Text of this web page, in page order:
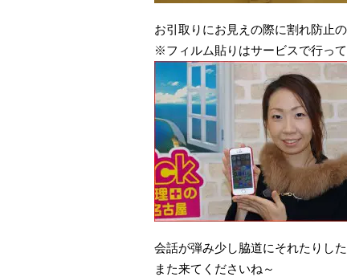
お引取りにお見えの際に割れ防止
※フィルム貼りはサービスで行って
会話が弾み少し脇道にそれたりし
また来てくださいね～